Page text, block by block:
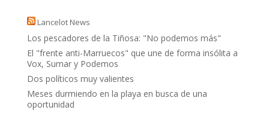
Lancelot News
Los pescadores de la Tiñosa: "No podemos más"
El "frente anti-Marruecos" que une de forma insólita a
Vox, Sumar y Podemos
Dos políticos muy valientes
Meses durmiendo en la playa en busca de una
oportunidad